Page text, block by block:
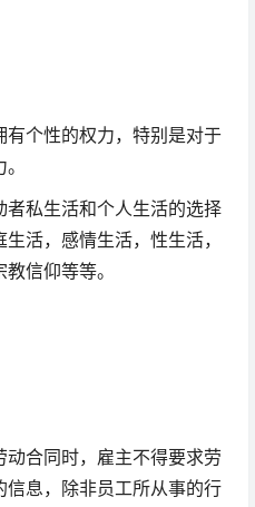
有个性的权力，特别是对于
私生活和个人生活的选择
活，感情生活，性生活，
信仰等等。
合同时，雇主不得要求劳
息，除非员工所从事的行